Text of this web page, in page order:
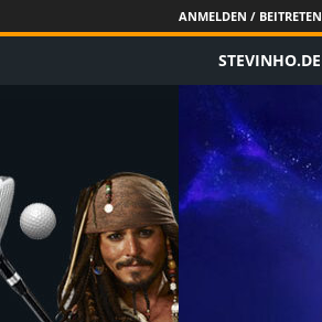
ANMELDEN / BEITRETEN
e
v
STEVINHO.DE